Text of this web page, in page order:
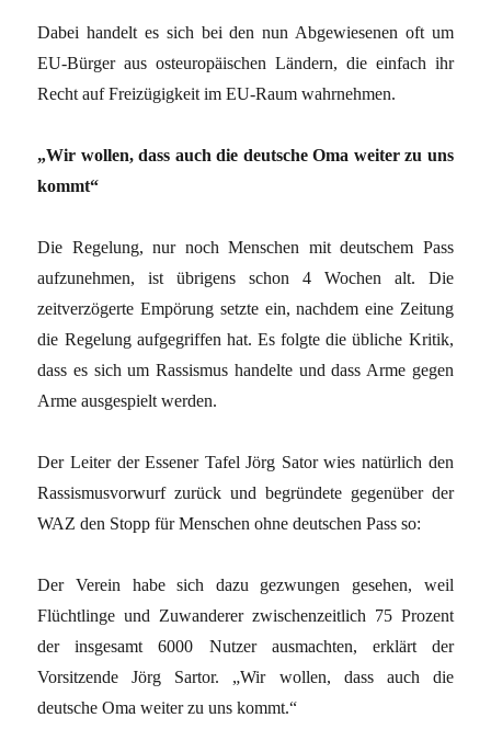
Dabei handelt es sich bei den nun Abgewiesenen oft um
EU-Bürger aus osteuropäischen Ländern, die einfach ihr
Recht auf Freizügigkeit im EU-Raum wahrnehmen.
„Wir wollen, dass auch die deutsche Oma weiter zu uns
kommt“
Die Regelung, nur noch Menschen mit deutschem Pass
aufzunehmen, ist übrigens schon 4 Wochen alt. Die
zeitverzögerte Empörung setzte ein, nachdem eine Zeitung
die Regelung aufgegriffen hat. Es folgte die übliche Kritik,
dass es sich um Rassismus handelte und dass Arme gegen
Arme ausgespielt werden.
Der Leiter der Essener Tafel Jörg Sator wies natürlich den
Rassismusvorwurf zurück und begründete gegenüber der
WAZ den Stopp für Menschen ohne deutschen Pass so:
Der Verein habe sich dazu gezwungen gesehen, weil
Flüchtlinge und Zuwanderer zwischenzeitlich 75 Prozent
der insgesamt 6000 Nutzer ausmachten, erklärt der
Vorsitzende Jörg Sartor. „Wir wollen, dass auch die
deutsche Oma weiter zu uns kommt.“